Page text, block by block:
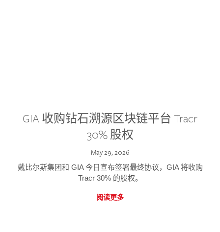
GIA 收购钻石溯源区块链平台 Tracr
30% 股权
May 29, 2026
戴比尔斯集团和 GIA 今日宣布签署最终协议，GIA 将收购
Tracr 30% 的股权。
阅读更多